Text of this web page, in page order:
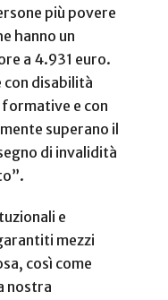
più povere
hanno un
a 4.931 euro.
con disabilità
e con
superano il
di invalidità
e
mezzi
così come
nostra